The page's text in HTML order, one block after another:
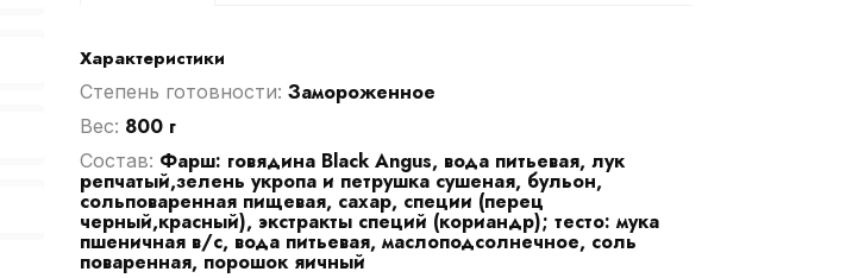
Характеристики
Степень готовности: Замороженное
Вес: 800 г
Cостав: Фарш: говядина Black Angus, вода питьевая, лук
репчатый,зелень укропа и петрушка сушеная, бульон,
сольповаренная пищевая, сахар, специи (перец
черный,красный), экстракты специй (кориандр); тесто: мука
пшеничная в/с, вода питьевая, маслоподсолнечное, соль
поваренная, порошок яичный